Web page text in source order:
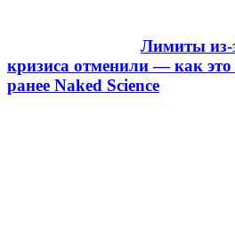
Лимиты из-
кризиса отменили — как
ранее Naked Science